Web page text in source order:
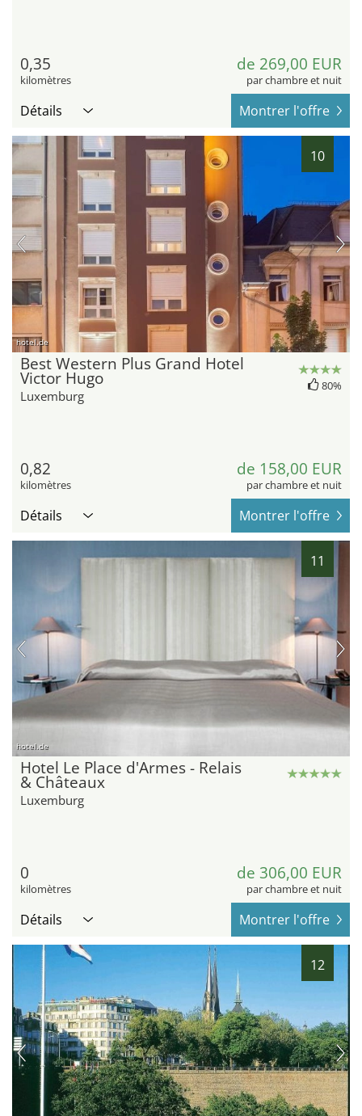
0,35
kilomètres
de 269,00 EUR
par chambre et nuit
Détails Montrer l'offre
10
hotel.de
Best Western Plus Grand Hotel
Victor Hugo
Luxemburg
80%
0,82
kilomètres
de 158,00 EUR
par chambre et nuit
Détails Montrer l'offre
11
hotel.de
Hotel Le Place d'Armes - Relais
& Châteaux
Luxemburg
0
kilomètres
de 306,00 EUR
par chambre et nuit
Détails Montrer l'offre
12